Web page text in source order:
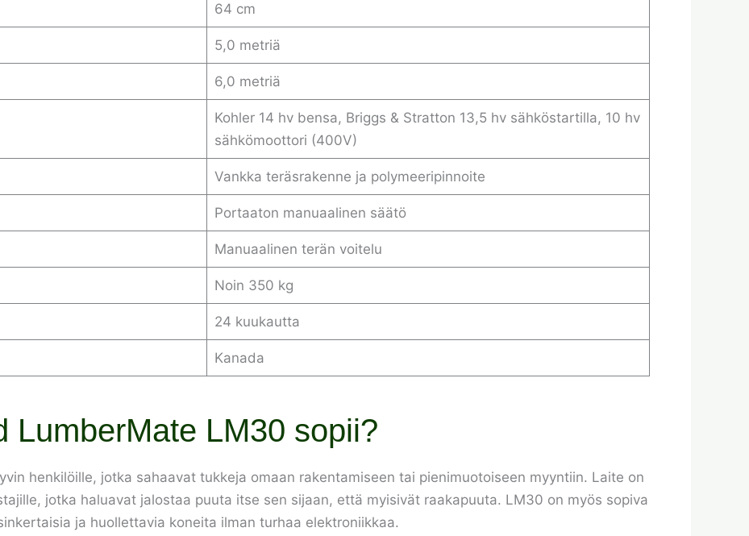
64 cm
5,0 metriä
6,0 metriä
Kohler 14 hv bensa, Briggs & Stratton 13,5 hv sähköstartilla, 10 hv
sähkömoottori (400V)
Vankka teräsrakenne ja polymeeripinnoite
Portaaton manuaalinen säätö
Manuaalinen terän voitelu
Noin 350 kg
24 kuukautta
Kanada
LumberMate LM30 sopii?
henkilöille, jotka sahaavat tukkeja omaan rakentamiseen tai pienimuotoiseen myyntiin. Laite on
jotka haluavat jalostaa puuta itse sen sijaan, että myisivät raakapuuta. LM30 on myös sopiva
ja huollettavia koneita ilman turhaa elektroniikkaa.